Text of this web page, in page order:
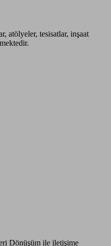
atölyeler, tesisatlar, inşaat
Dönüşüm ile iletişime